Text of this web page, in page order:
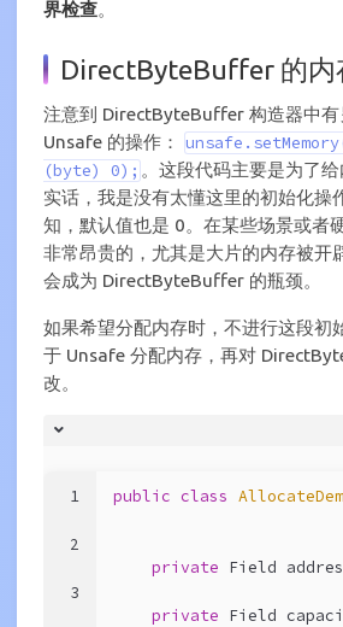
界检查。
DirectByteBuffer 的内
注意到 DirectByteBuffer 构造器中有
Unsafe 的操作：
(byte) 0); 。这段代码主要是为了
实话，我是没有太懂这里的初始化操
知，默认值也是 0。在某些场景或者
非常昂贵的，尤其是大片的内存被开
会成为 DirectByteBuffer 的瓶颈。
如果希望分配内存时，不进行这段初
于 Unsafe 分配内存，再对
改。
1
2
3
public class
private Field
private Field